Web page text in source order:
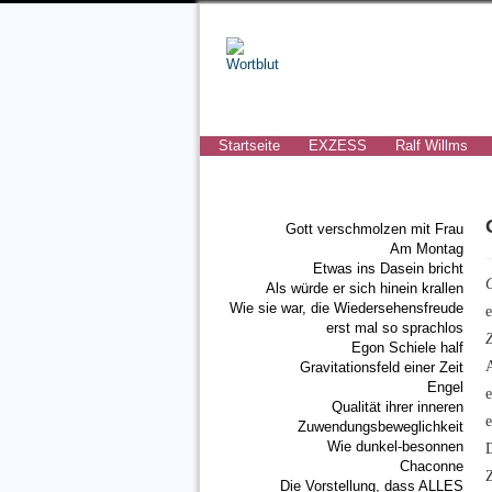
Startseite EXZESS Ralf Willms
Gott verschmolzen mit Frau
Am Montag
Etwas ins Dasein bricht
Als würde er sich hinein krallen
Wie sie war, die Wiedersehensfreude
erst mal so sprachlos
Egon Schiele half
Gravitationsfeld einer Zeit
Engel
Qualität ihrer inneren
Zuwendungsbeweglichkeit
Wie dunkel-besonnen
Chaconne
Die Vorstellung, dass ALLES